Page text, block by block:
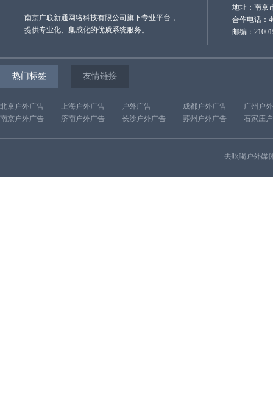
南京广联新通网络科技有限公司旗下专业平台，
提供专业化、集成化的优质系统服务。
地址：南京
合作电话：
邮编：
热门标签 友情链接
北京户外广告 上海户外广告 户外广告 成都户外广告
广州户
南京户外广告
济南户外广告 长沙户外广告 苏州户外广告 石家庄
去吆喝户外媒